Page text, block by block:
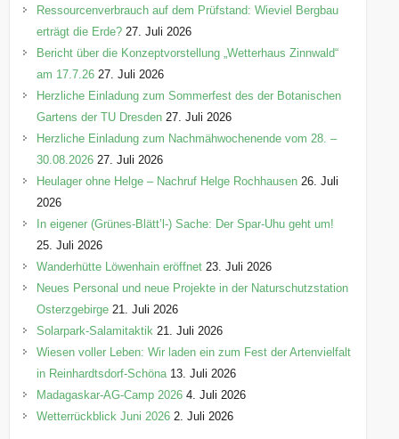
n
Ressourcenverbrauch auf dem Prüfstand: Wieviel Bergbau
erträgt die Erde? 27. Juli 2026
Bericht über die Konzeptvorstellung „Wetterhaus Zinnwald“
am 17.7.26 27. Juli 2026
Herzliche Einladung zum Sommerfest des der Botanischen
Gartens der TU Dresden 27. Juli 2026
Herzliche Einladung zum Nachmähwochenende vom 28. –
30.08.2026 27. Juli 2026
Heulager ohne Helge – Nachruf Helge Rochhausen 26. Juli
2026
In eigener (Grünes-Blätt’l-) Sache: Der Spar-Uhu geht um!
25. Juli 2026
Wanderhütte Löwenhain eröffnet 23. Juli 2026
Neues Personal und neue Projekte in der Naturschutzstation
Osterzgebirge 21. Juli 2026
Solarpark-Salamitaktik 21. Juli 2026
Wiesen voller Leben: Wir laden ein zum Fest der Artenvielfalt
in Reinhardtsdorf-Schöna 13. Juli 2026
Madagaskar-AG-Camp 2026 4. Juli 2026
Wetterrückblick Juni 2026 2. Juli 2026